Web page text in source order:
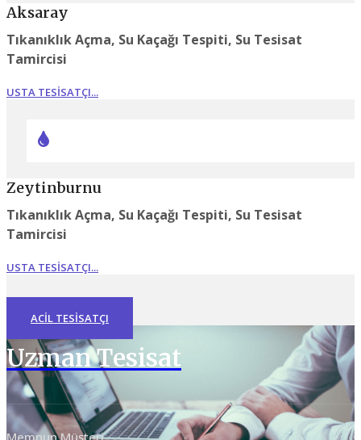
Aksaray
Tıkanıklık Açma, Su Kaçağı Tespiti, Su Tesisat
Tamircisi
USTA TESISATÇI...
Zeytinburnu
Tıkanıklık Açma, Su Kaçağı Tespiti, Su Tesisat
Tamircisi
USTA TESISATÇI...
ACIL TESISATÇI
Uzman Tesisat
Memnun Müşteri